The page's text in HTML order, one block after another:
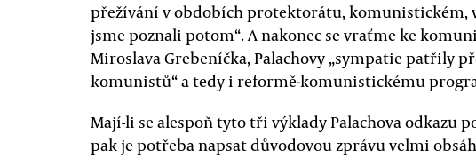
přežívání v obdobích protektorátu, komunistickém,
jsme poznali potom“. A nakonec se vraťme ke
Miroslava Grebeníčka, Palachovy „sympatie patřily
komunistů“ a tedy i reformě-komunistickému
Mají-li se alespoň tyto tři výklady Palachova odkazu
pak je potřeba napsat důvodovou zprávu velmi